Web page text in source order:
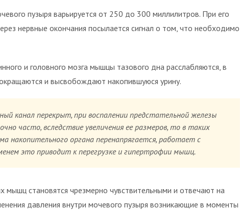
пузыря варьируется от 250 до 300 миллилитров. При его
нервные окончания посылается сигнал о том, что необходимо
и головного мозга мышцы тазового дна расслабляются, в
и высвобождают накопившуюся урину.
канал перекрыт, при воспалении предстательной железы
часто, вследствие увеличения ее размеров, то в таких
накопительного органа перенапрягается, работает с
это приводит к перегрузке и гипертрофии мышц.
мышц становятся чрезмерно чувствительными и отвечают на
давления внутри мочевого пузыря возникающие в моменты